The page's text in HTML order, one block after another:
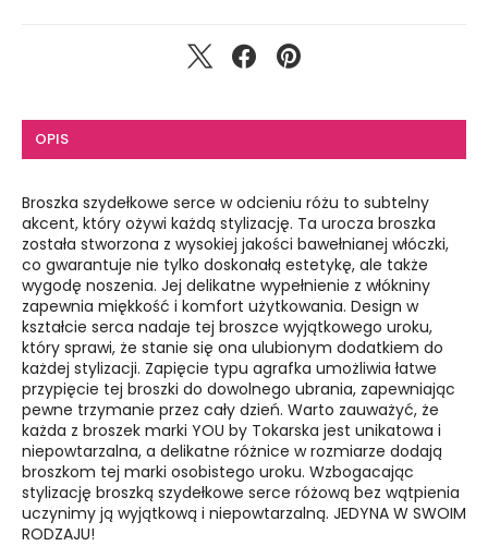
OPIS
Broszka szydełkowe serce w odcieniu różu to subtelny
akcent, który ożywi każdą stylizację. Ta urocza broszka
została stworzona z wysokiej jakości bawełnianej włóczki,
co gwarantuje nie tylko doskonałą estetykę, ale także
wygodę noszenia. Jej delikatne wypełnienie z włókniny
zapewnia miękkość i komfort użytkowania. Design w
kształcie serca nadaje tej broszce wyjątkowego uroku,
który sprawi, że stanie się ona ulubionym dodatkiem do
każdej stylizacji. Zapięcie typu agrafka umożliwia łatwe
przypięcie tej broszki do dowolnego ubrania, zapewniając
pewne trzymanie przez cały dzień. Warto zauważyć, że
każda z broszek marki YOU by Tokarska jest unikatowa i
niepowtarzalna, a delikatne różnice w rozmiarze dodają
broszkom tej marki osobistego uroku. Wzbogacając
stylizację broszką szydełkowe serce różową bez wątpienia
uczynimy ją wyjątkową i niepowtarzalną. JEDYNA W SWOIM
RODZAJU!